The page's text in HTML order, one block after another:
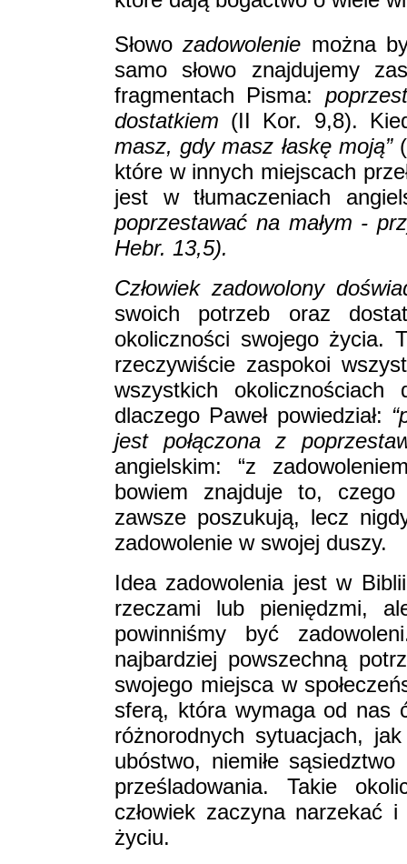
Słowozadowolenie można
samo słowo znajdujemy
fragmentach Pisma:
dostatkiem (II Kor. 9,8).
masz, gdy masz łaskę moją”
które w innych miejscach
jest w tłumaczeniach
poprzestawać na małym -
Hebr. 13,5).
Człowiek zadowolony
swoich potrzeb oraz
okoliczności swojego życia.
rzeczywiście zaspokoi
wszystkich
dlaczego Paweł powiedział:
jest połączona z
angielskim: “z
bowiem znajduje to, czego
zawsze poszukują, lecz
zadowolenie w swojej duszy.
Idea zadowolenia jest w
rzeczami lub pieniędzmi,
powinniśmy być
najbardziej powszechną
swojego miejsca w
sferą, która wymaga od nas
różnorodnych sytuacjach,
ubóstwo, niemiłe
prześladowania. Takie
człowiek zaczyna narzekać
życiu.